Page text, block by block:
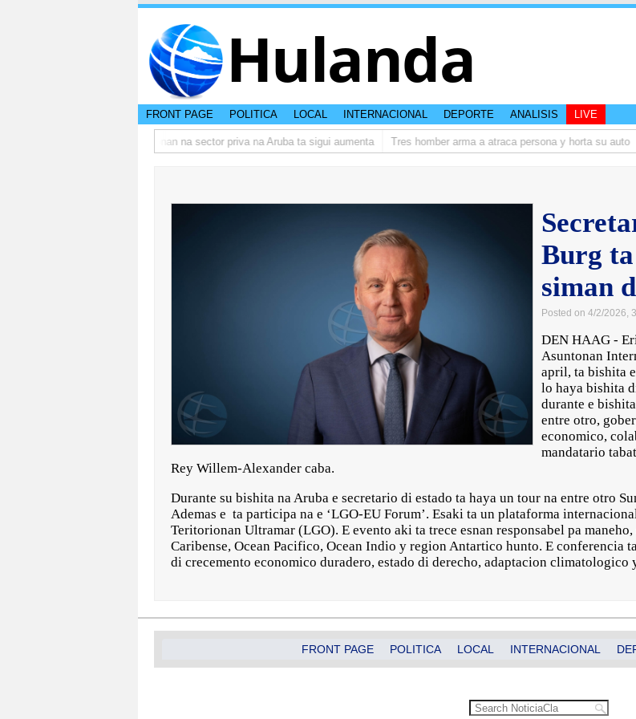
Hulanda
FRONT PAGE POLITICA LOCAL INTERNACIONAL DEPORTE ANALISIS LIVE
Prestamonan na sector priva na Aruba ta sigui aumenta Tres homber arma a atraca persona y horta su auto
Burg
siman
Posted on 4/2/2026,
DEN HAAG -
Asuntonan
april, ta bishita
lo haya bishita
durante e
entre otro,
economico,
mandatario
Rey Willem-Alexander caba.
Durante su bishita na Aruba e secretario di estado ta haya un tour na entre otro
Ademas e ta participa na e ‘LGO-EU Forum’. Esaki ta un plataforma
Teritorionan Ultramar (LGO). E evento aki ta trece esnan responsabel pa
Caribense, Ocean Pacifico, Ocean Indio y region Antartico hunto. E conferencia
di crecemento economico duradero, estado di derecho, adaptacion
FRONT PAGE POLITICA LOCAL INTERNACIONAL